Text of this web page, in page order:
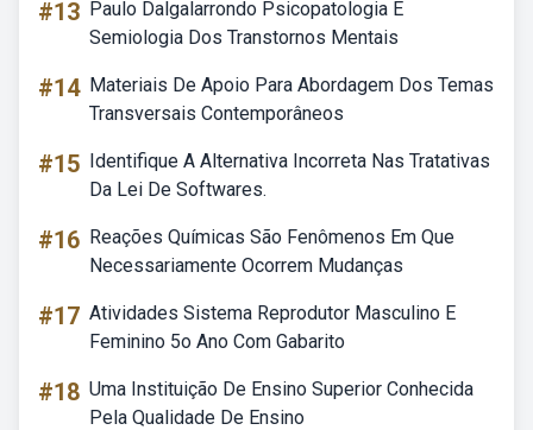
#13 Paulo Dalgalarrondo Psicopatologia E
Semiologia Dos Transtornos Mentais
#14 Materiais De Apoio Para Abordagem Dos Temas
Transversais Contemporâneos
#15 Identifique A Alternativa Incorreta Nas Tratativas
Da Lei De Softwares.
#16 Reações Químicas São Fenômenos Em Que
Necessariamente Ocorrem Mudanças
#17 Atividades Sistema Reprodutor Masculino E
Feminino 5o Ano Com Gabarito
#18 Uma Instituição De Ensino Superior Conhecida
Pela Qualidade De Ensino